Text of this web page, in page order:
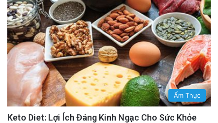
Ẩm Thực
Keto Diet: Lợi Ích Đáng Kinh Ngạc Cho Sức Khỏe